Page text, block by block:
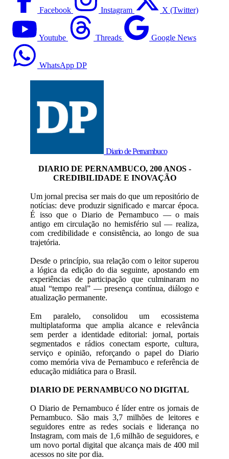
Facebook Instagram X (Twitter)
Youtube Threads Google News
WhatsApp DP
Diario de Pernambuco
DIARIO DE PERNAMBUCO, 200 ANOS -
CREDIBILIDADE E INOVAÇÃO
Um jornal precisa ser mais do que um repositório de
notícias: deve produzir significado e marcar época.
É isso que o Diario de Pernambuco — o mais
antigo em circulação no hemisfério sul — realiza,
com credibilidade e consistência, ao longo de sua
trajetória.
Desde o princípio, sua relação com o leitor superou
a lógica da edição do dia seguinte, apostando em
experiências de participação que culminaram no
atual “tempo real” — presença contínua, diálogo e
atualização permanente.
Em paralelo, consolidou um ecossistema
multiplataforma que amplia alcance e relevância
sem perder a identidade editorial: jornal, portais
segmentados e rádios conectam esporte, cultura,
serviço e opinião, reforçando o papel do Diario
como memória viva de Pernambuco e referência de
educação midiática para o Brasil.
DIARIO DE PERNAMBUCO NO DIGITAL
O Diario de Pernambuco é líder entre os jornais de
Pernambuco. São mais 3,7 milhões de leitores e
seguidores entre as redes sociais e liderança no
Instagram, com mais de 1,6 milhão de seguidores, e
um novo portal digital que alcança mais de 400 mil
acessos no site por dia.